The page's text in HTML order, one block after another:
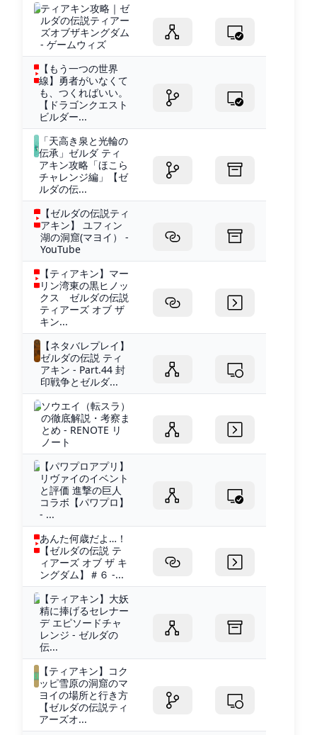
ティアキン攻略｜ゼ
ルダの伝説ティアー
ズオブザキングダム
- ゲームウィズ
【もう一つの世界
線】勇者がいなくて
も、つくればいい。
【ドラゴンクエスト
ビルダー...
「天高き泉と光輪の
伝承」ゼルダ ティ
アキン攻略「ほこら
チャレンジ編」【ゼ
ルダの伝...
【ゼルダの伝説ティ
アキン】 ユフィン
湖の洞窟(マヨイ） -
YouTube
【ティアキン】マー
リン湾東の黒ヒノッ
クス ゼルダの伝説
ティアーズ オブ ザ
キン...
【ネタバレプレイ】
ゼルダの伝説 ティ
アキン - Part.44 封
印戦争とゼルダ...
ソウエイ（転スラ）
の徹底解説・考察ま
とめ - RENOTE リ
ノート
【パワプロアプリ】
リヴァイのイベント
と評価 進撃の巨人
コラボ【パワプロ】
- ...
あんた何歳だよ…！
【ゼルダの伝説 テ
ィアーズ オブ ザ キ
ングダム】＃６ -...
【ティアキン】大妖
精に捧げるセレナー
デ エピソードチャ
レンジ - ゼルダの
伝...
【ティアキン】コク
ッピ雪原の洞窟のマ
ヨイの場所と行き方
【ゼルダの伝説ティ
アーズオ...